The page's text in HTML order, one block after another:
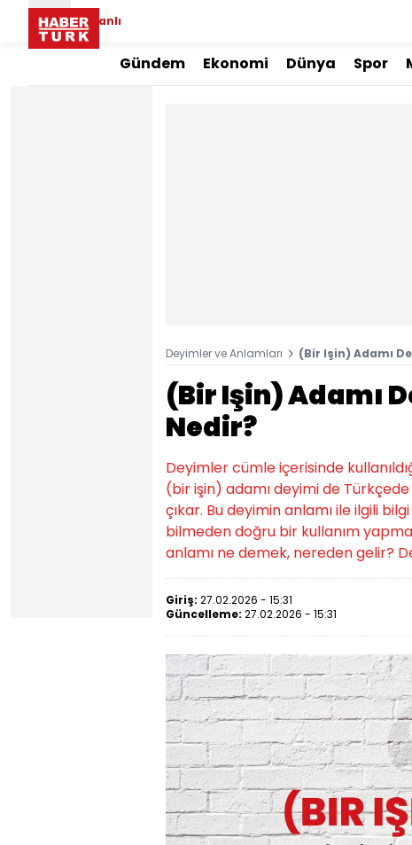
Canlı
Gündem Ekonomi Dünya Spor
Deyimler ve Anlamları (Bir Işin) Adamı
(Bir Işin) Adamı
Nedir?
Deyimler cümle içerisinde
(bir işin) adamı deyimi de
çıkar. Bu deyimin anlamı ile ilgili
bilmeden doğru bir kullanım
anlamı ne demek, nereden gelir?
Giriş: 27.02.2026 - 15:31
Güncelleme: 27.02.2026 - 15:31